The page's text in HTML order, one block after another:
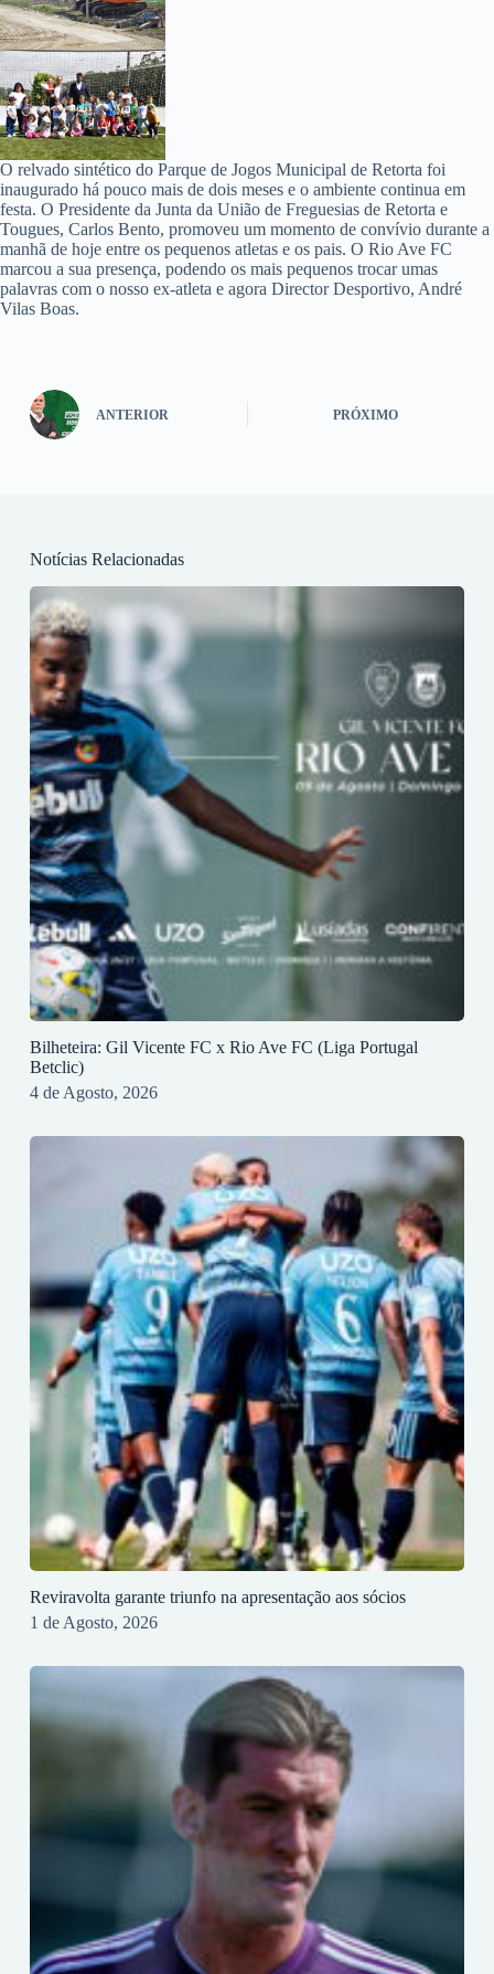
O relvado sintético do Parque de Jogos Municipal de Retorta foi
inaugurado há pouco mais de dois meses e o ambiente continua em
festa. O Presidente da Junta da União de Freguesias de Retorta e
Tougues, Carlos Bento, promoveu um momento de convívio durante a
manhã de hoje entre os pequenos atletas e os pais. O Rio Ave FC
marcou a sua presença, podendo os mais pequenos trocar umas
palavras com o nosso ex-atleta e agora Director Desportivo, André
Vilas Boas.
ANTERIOR PRÓXIMO
Notícias Relacionadas
Bilheteira: Gil Vicente FC x Rio Ave FC (Liga Portugal
Betclic)
4 de Agosto, 2026
Reviravolta garante triunfo na apresentação aos sócios
1 de Agosto, 2026